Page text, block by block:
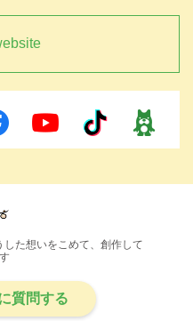
した想いをこめて、創作して
質問する